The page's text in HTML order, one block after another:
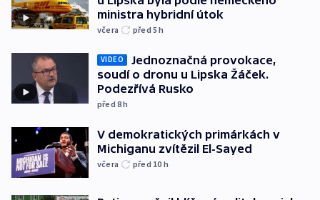
ministra hybridní útok
včera před 5h
VIDEO
Jednoznačná provokace,
soudí o dronu u Lipska Žáček.
Podezřívá Rusko
před 8h
V demokratických primárkách v
Michiganu zvítězil El-Sayed
včera před 10 h